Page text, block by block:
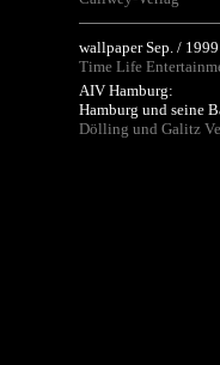
wallpaper Sep. / 1999
Time Life
AIV Hamburg:
Hamburg und seine
Dölling und Galitz